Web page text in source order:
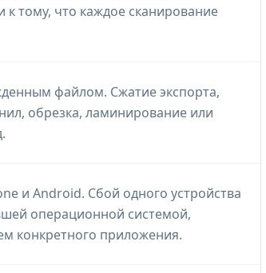
к тому, что каждое сканирование
файлом. Сжатие экспорта,
обрезка, ламинирование или
и Android. Сбой одного устройства
операционной системой,
конкретного приложения.